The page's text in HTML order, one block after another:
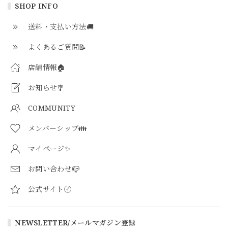
SHOP INFO
送料・支払い方法🚚
よくあるご質問📝
店舗情報🏠
お知らせ🎐
COMMUNITY
メンバーシップ👪
マイページ✨
お問い合わせ📪
公式サイト㋑
NEWSLETTER/メールマガジン登録